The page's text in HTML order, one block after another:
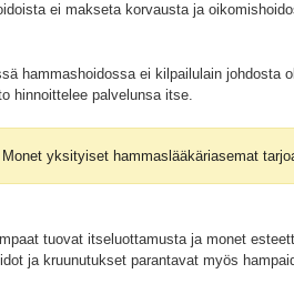
ei makseta korvausta ja
hammashoidossa ei kilpailulain johdosta
hinnoittelee palvelunsa itse.
Monet yksityiset hammaslääkäriasemat
tuovat itseluottamusta ja monet
ja kruunutukset parantavat myös